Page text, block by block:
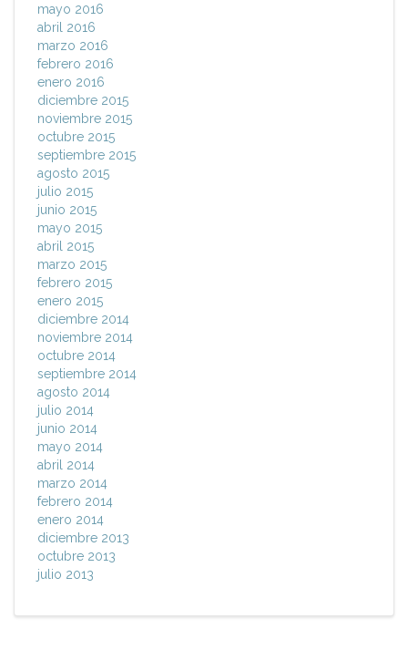
mayo 2016
abril 2016
marzo 2016
febrero 2016
enero 2016
diciembre 2015
noviembre 2015
octubre 2015
septiembre 2015
agosto 2015
julio 2015
junio 2015
mayo 2015
abril 2015
marzo 2015
febrero 2015
enero 2015
diciembre 2014
noviembre 2014
octubre 2014
septiembre 2014
agosto 2014
julio 2014
junio 2014
mayo 2014
abril 2014
marzo 2014
febrero 2014
enero 2014
diciembre 2013
octubre 2013
julio 2013